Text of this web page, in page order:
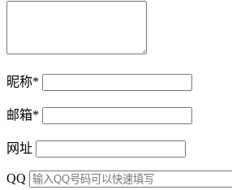
昵称*
邮箱*
网址
QQ